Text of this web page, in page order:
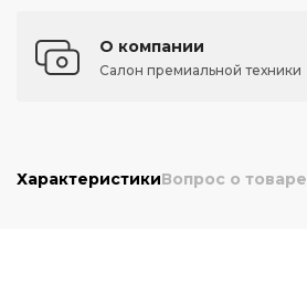
О компании
Салон премиальной техники
ХарактеристикиВопрос о товаре